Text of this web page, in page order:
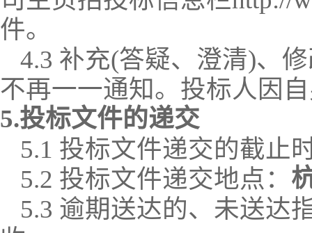
件。
4.3 补充(答疑、澄清)、
不再一一通知。投标人因
5.投标文件的递交
5.1 投标文件递交的截止
5.2 投标文件递交地点：
5.3 逾期送达的、未送达